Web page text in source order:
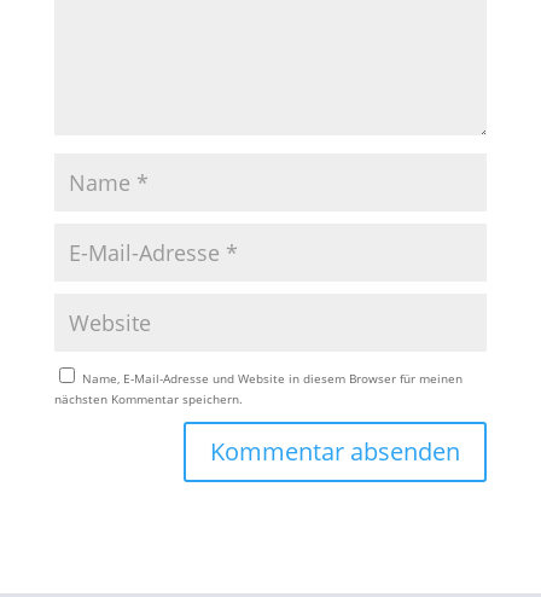
Name, E-Mail-Adresse und Website in diesem Browser für meinen
nächsten Kommentar speichern.